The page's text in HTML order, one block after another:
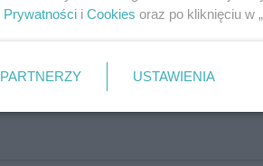
przepisami należy złożyć
Prywatności i Cookies oraz po kliknięciu w
PARTNERZY USTAWIENIA